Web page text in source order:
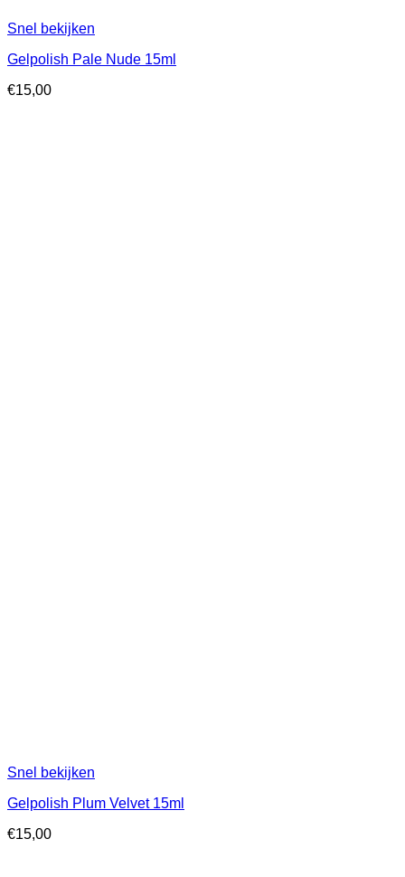
Snel bekijken
Gelpolish Pale Nude 15ml
€15,00
Snel bekijken
Gelpolish Plum Velvet 15ml
€15,00